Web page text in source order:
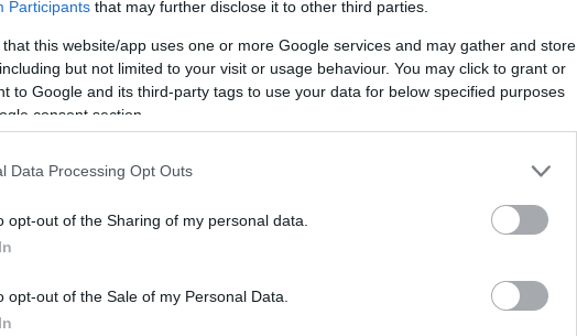
Participants that may further disclose it to other third parties.
that this website/app uses one or more Google services and may gather and store
but not limited to your visit or usage behaviour. You may click to grant or
to Google and its third-party tags to use your data for below specified purposes
consent section.
Data Processing Opt Outs
opt-out of the Sharing of my personal data.
opt-out of the Sale of my Personal Data.
de sportolókra, műsorvezetőkre és
a színész szakma dobogtatja meg igazán a
Nóra és Csányi Sándor lett
fért még fel a dobogóra, addig a férfiaknál csak
Ember Márk és Kamarás Iván
sem végeztek jó helyen, mert Radics Gigi